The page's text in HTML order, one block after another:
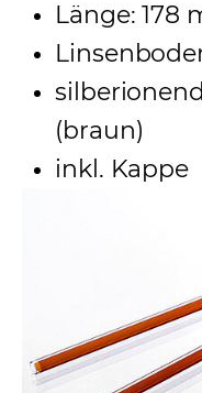
Länge: 178
(braun)
inkl. Kappe